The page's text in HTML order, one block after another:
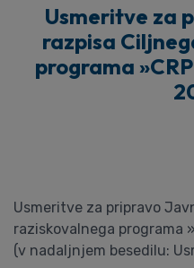
Usmeritve za
razpisa
programa
Usmeritve za pripravo
raziskovalnega programa
(v nadaljnjem besedilu: